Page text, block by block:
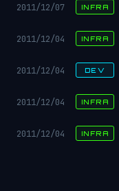
2011/12/07 INFRA
2011/12/04 INFRA
2011/12/04 DEV
2011/12/04 INFRA
2011/12/04 INFRA